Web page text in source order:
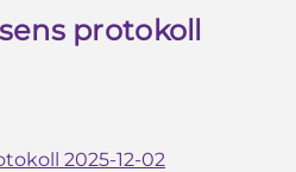
protokoll
2025-12-02